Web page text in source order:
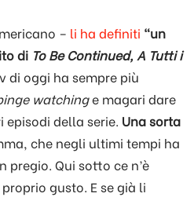
– li ha definiti “un
di To Be Continued, A Tutti i
di oggi ha sempre più
watchinge magari dare
della serie. Una sorta
che negli ultimi tempi ha
Qui sotto ce n’è
gusto. E se già li